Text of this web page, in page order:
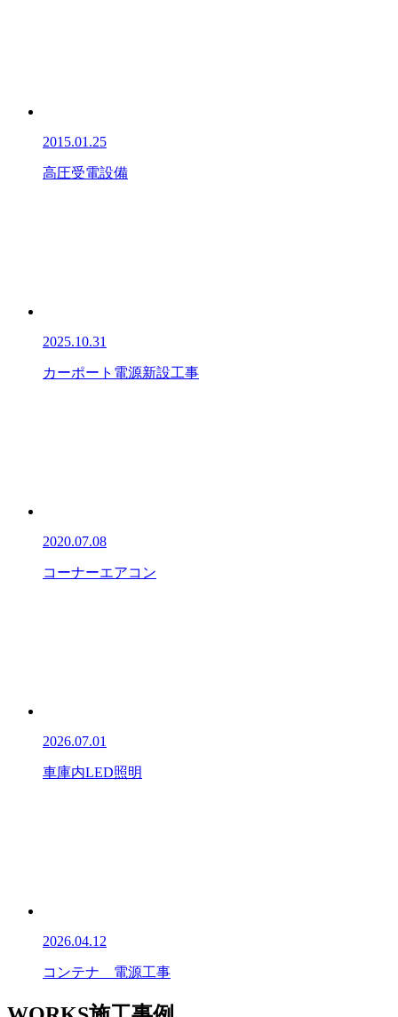
2015.01.25
高圧受電設備
2025.10.31
カーポート電源新設工事
2020.07.08
コーナーエアコン
2026.07.01
車庫内LED照明
2026.04.12
コンテナ 電源工事